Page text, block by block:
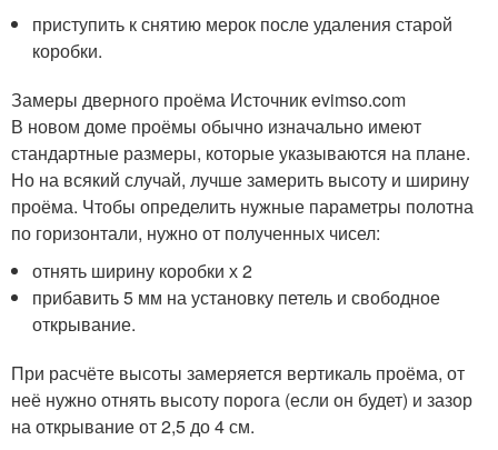
приступить к снятию мерок после удаления старой
коробки.
Замеры дверного проёма Источник evimso.com
В новом доме проёмы обычно изначально имеют
стандартные размеры, которые указываются на плане.
Но на всякий случай, лучше замерить высоту и ширину
проёма. Чтобы определить нужные параметры полотна
по горизонтали, нужно от полученных чисел:
отнять ширину коробки х 2
прибавить 5 мм на установку петель и свободное
открывание.
При расчёте высоты замеряется вертикаль проёма, от
неё нужно отнять высоту порога (если он будет) и зазор
на открывание от 2,5 до 4 см.